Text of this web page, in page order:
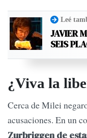
Leé
JAVIER
SEIS
¿Viva la
Cerca de Milei
acusaciones. En un